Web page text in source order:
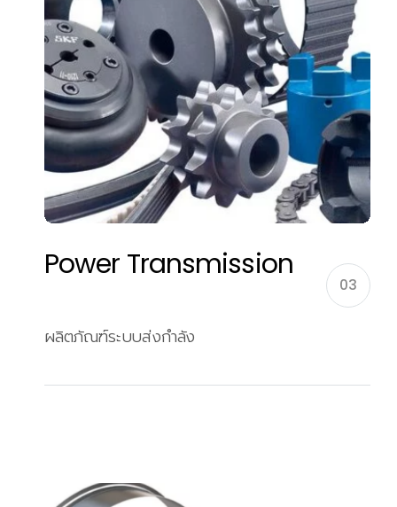
Power Transmission
03
ผลิตภัณฑ์ระบบส่งกำลัง